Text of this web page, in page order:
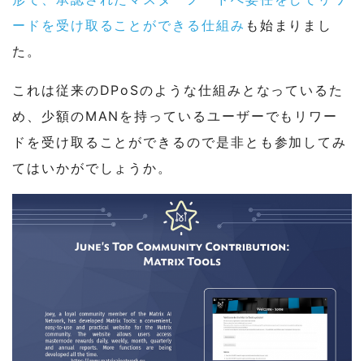
ードを受け取ることができる仕組み も始まりまし
た。
これは従来のDPoSのような仕組みとなっているた
め、少額のMANを持っているユーザーでもリワー
ドを受け取ることができるので是非とも参加してみ
てはいかがでしょうか。